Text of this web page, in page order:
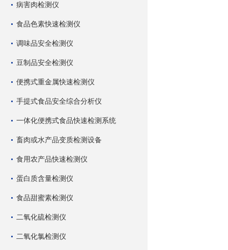
病害肉检测仪
食品色素快速检测仪
调味品安全检测仪
豆制品安全检测仪
便携式重金属快速检测仪
手提式食品安全综合分析仪
一体化便携式食品快速检测系统
畜肉或水产品变质检测设备
食用农产品快速检测仪
蛋白质含量检测仪
食品甜蜜素检测仪
二氧化硫检测仪
二氧化氯检测仪